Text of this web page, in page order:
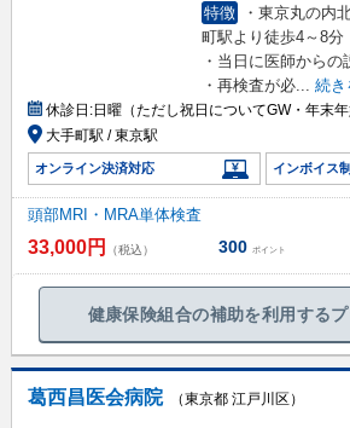
特徴
・東京丸の内
町駅より徒歩4～8分
・当日に医師からの
・再検査が必... 続
休診日:日曜（ただし祝日についてGW・年末年
大手町駅 / 東京駅
オンライン決済対応 インボイス
頭部MRI・MRA単体検査
33,000円 （税込） 300 ポイント
健康保険組合の補助を利用する
葛西昌医会病院
（東京都 江戸川区）